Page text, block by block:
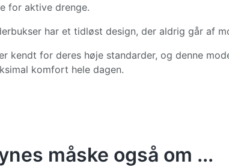
for aktive drenge.
har et tidløst design, der aldrig går af
kendt for deres høje standarder, og denne
komfort hele dagen.
måske også om ...